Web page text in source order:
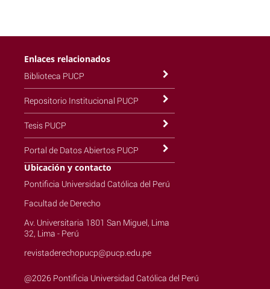
Enlaces relacionados
Biblioteca PUCP
Repositorio Institucional PUCP
Tesis PUCP
Portal de Datos Abiertos PUCP
Ubicación y contacto
Pontificia Universidad Católica del Perú
Facultad de Derecho
Av. Universitaria 1801 San Miguel, Lima
32, Lima - Perú
revistaderechopucp@pucp.edu.pe
@2026 Pontificia Universidad Católica del Perú